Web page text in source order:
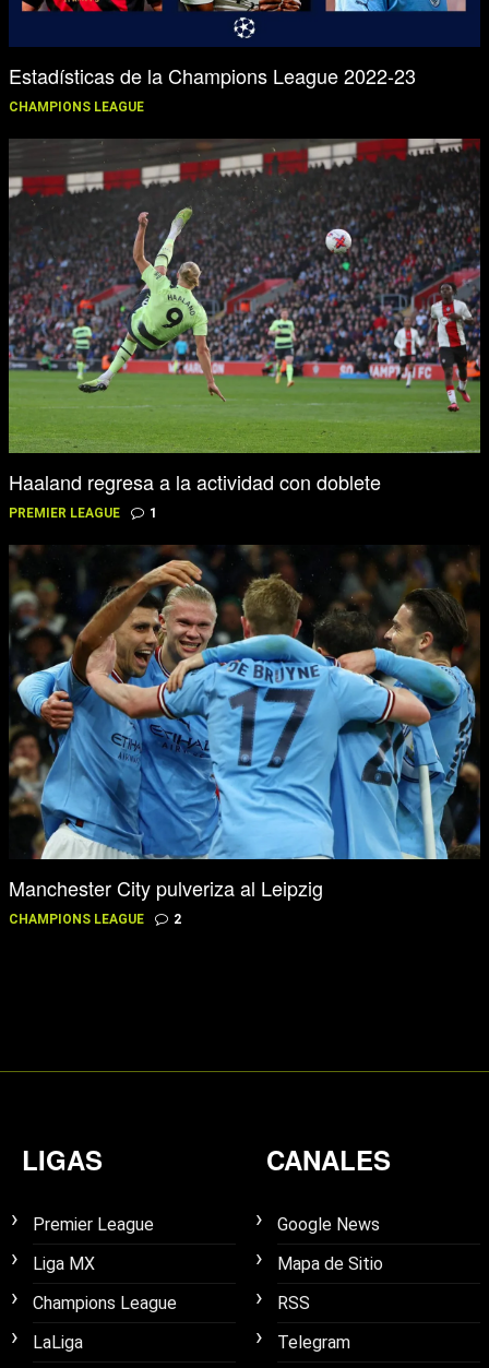
Estadísticas de la Champions League 2022-23
CHAMPIONS LEAGUE
Haaland regresa a la actividad con doblete
PREMIER LEAGUE 1
Manchester City pulveriza al Leipzig
CHAMPIONS LEAGUE 2
LIGAS
Premier League
Liga MX
Champions League
LaLiga
CANALES
Google News
Mapa de Sitio
RSS
Telegram